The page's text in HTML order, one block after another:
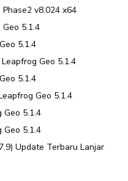
v8.024 x64
5.1.4
5.1.4
Geo 5.1.4
5.1.4
Geo 5.1.4
5.1.4
5.1.4
Update Terbaru Lanjar